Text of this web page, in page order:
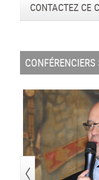
CONTACTEZ CE